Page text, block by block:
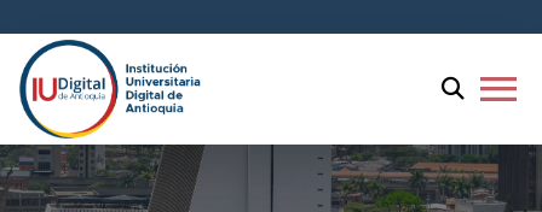
al
lector
pantalla
All
in
menu